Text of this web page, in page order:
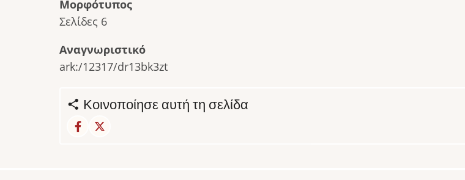
Μορφότυπος
Σελίδες 6
Αναγνωριστικό
ark:/12317/dr13bk3zt
Κοινοποίησε αυτή τη σελίδα